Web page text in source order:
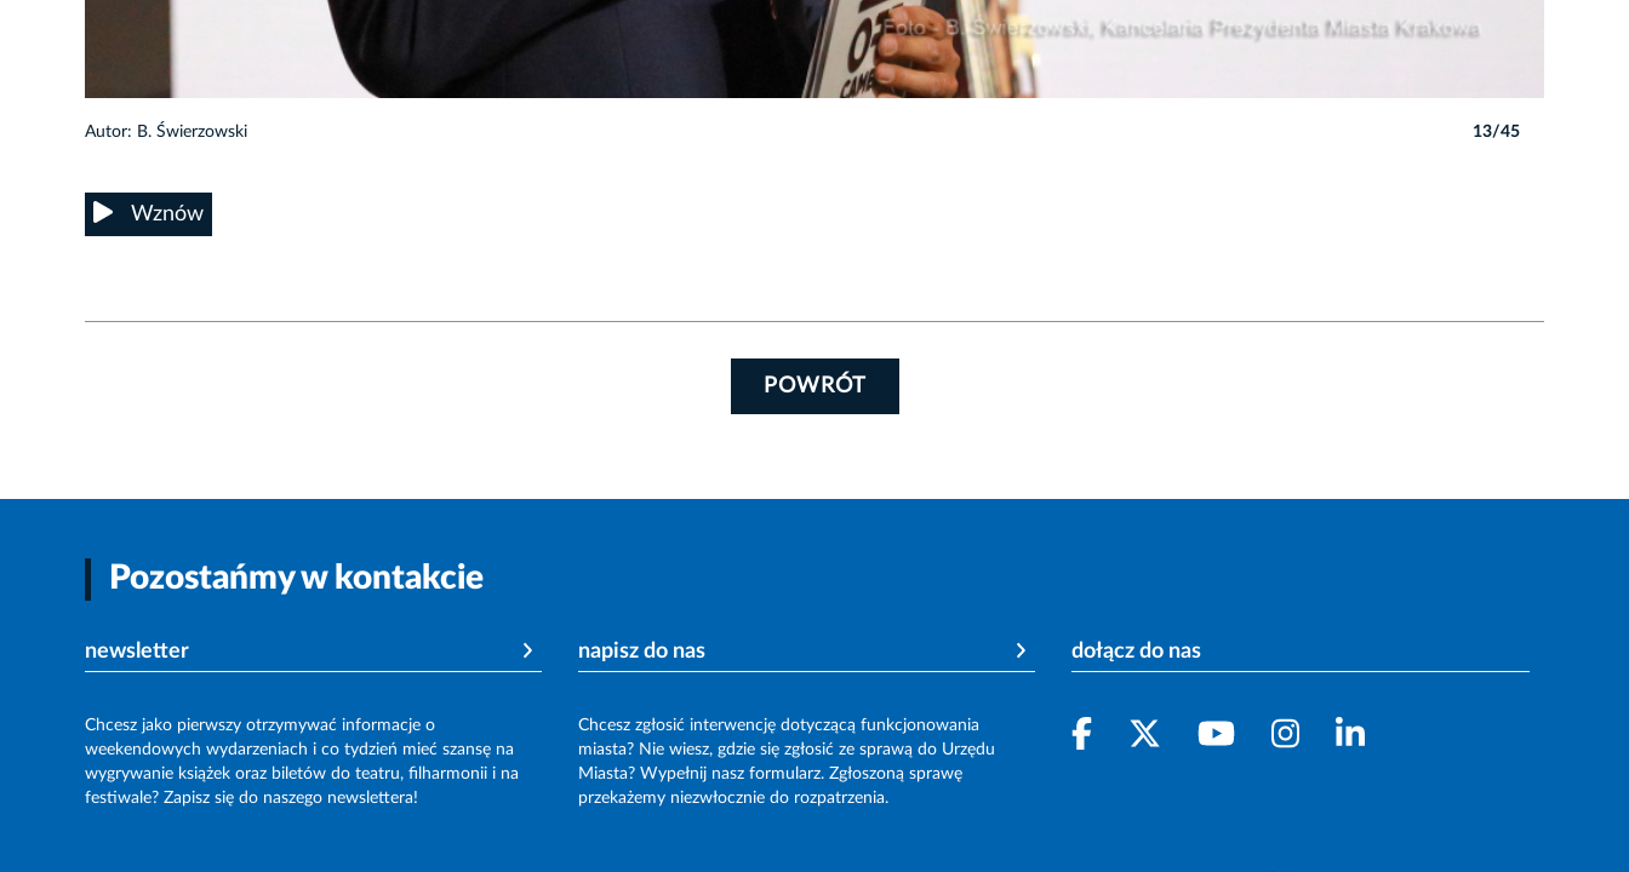
Autor: B. Świerzowski 13/45
Wznów
POWRÓT
Pozostańmy w kontakcie
newsletter
Chcesz jako pierwszy otrzymywać informacje o
weekendowych wydarzeniach i co tydzień mieć szansę na
wygrywanie książek oraz biletów do teatru, filharmonii i na
festiwale? Zapisz się do naszego newslettera!
napisz do nas
Chcesz zgłosić interwencję dotyczącą funkcjonowania
miasta? Nie wiesz, gdzie się zgłosić ze sprawą do Urzędu
Miasta? Wypełnij nasz formularz. Zgłoszoną sprawę
przekażemy niezwłocznie do rozpatrzenia.
dołącz do nas